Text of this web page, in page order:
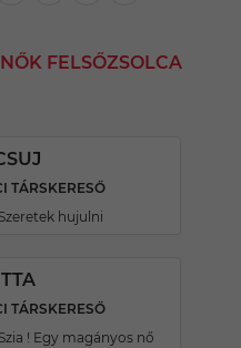
FELSŐZSOLCA
TÁRSKERESŐ
Szeretek hujulni
TÁRSKERESŐ
Szia ! Egy magányos nő